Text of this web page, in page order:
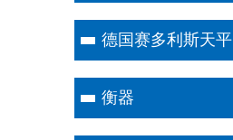
德国赛多利斯天平
衡器